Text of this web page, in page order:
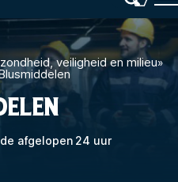
veiligheid en milieu»
afgelopen 24 uur